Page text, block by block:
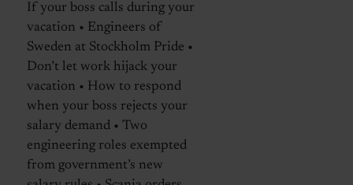
If your boss calls during your
vacation • Engineers of
Sweden at Stockholm Pride •
Don’t let work hijack your
vacation • How to respond
when your boss rejects your
salary demand • Two
engineering roles exempted
from government’s new